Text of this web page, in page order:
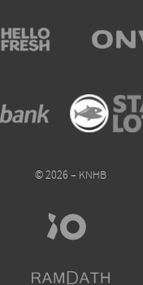
© 2026 – KNHB